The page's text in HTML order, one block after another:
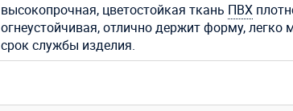
высокопрочная, цветостойкая ткань ПВХ
огнеустойчивая, отлично держит форму, легко
срок службы изделия.